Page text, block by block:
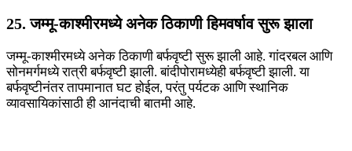
25. जम्मू-काश्मीरमध्ये अनेक ठिकाणी हिमवर्षाव सुरू झाला
जम्मू-काश्मीरमध्ये अनेक ठिकाणी बर्फवृष्टी सुरू झाली आहे. गांदरबल आणि
सोनमर्गमध्ये रात्री बर्फवृष्टी झाली. बांदीपोरामध्येही बर्फवृष्टी झाली. या
बर्फवृष्टीनंतर तापमानात घट होईल, परंतु पर्यटक आणि स्थानिक
व्यावसायिकांसाठी ही आनंदाची बातमी आहे.